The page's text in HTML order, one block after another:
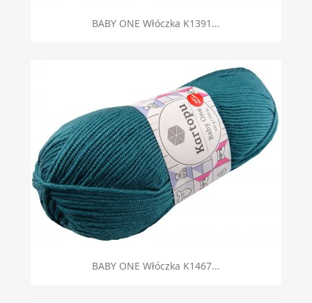
BABY ONE Włóczka K1391...
BABY ONE Włóczka K1467...